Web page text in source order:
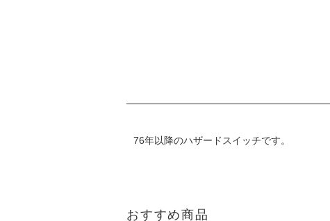
76年以降のハザードスイッチです。
おすすめ商品